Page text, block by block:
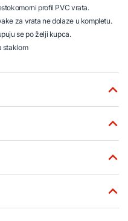
profil PVC vrata.
za vrata ne dolaze u kompletu.
se po želji kupca.
staklom